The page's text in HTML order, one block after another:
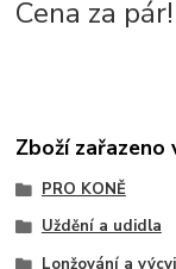
Cena za pár!
Zboží zařazeno
PRO KONĚ
Uždění a udidla
Lonžování a